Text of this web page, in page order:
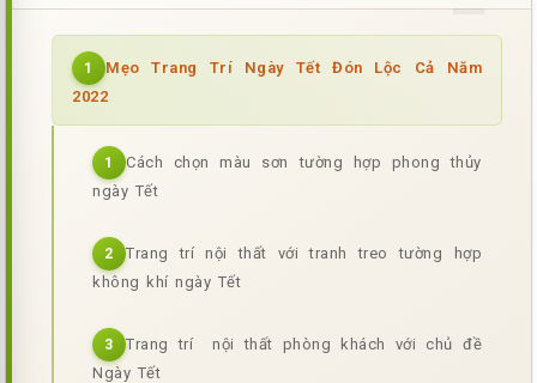
1
Mẹo Trang Trí Ngày Tết Đón Lộc Cả Năm
2022
1
Cách chọn màu sơn tường hợp phong thủy
ngày Tết
2
Trang trí nội thất với tranh treo tường hợp
không khí ngày Tết
3
Trang trí nội thất phòng khách với chủ đề
Ngày Tết